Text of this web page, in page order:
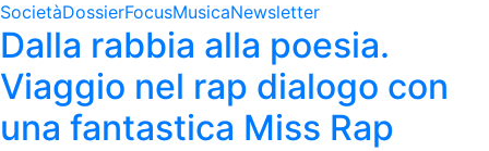
SocietàDossierFocusMusicaNewsletter
Dalla rabbia alla poesia.
Viaggio nel rap dialogo con
una fantastica Miss Rap